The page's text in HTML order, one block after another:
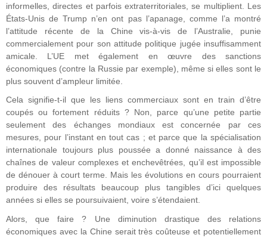
informelles, directes et parfois extraterritoriales, se multiplient. Les
États-Unis de Trump n’en ont pas l’apanage, comme l’a montré
l’attitude récente de la Chine vis-à-vis de l’Australie, punie
commercialement pour son attitude politique jugée insuffisamment
amicale. L’UE met également en œuvre des sanctions
économiques (contre la Russie par exemple), même si elles sont le
plus souvent d’ampleur limitée.
Cela signifie-t-il que les liens commerciaux sont en train d’être
coupés ou fortement réduits ? Non, parce qu’une petite partie
seulement des échanges mondiaux est concernée par ces
mesures, pour l’instant en tout cas ; et parce que la spécialisation
internationale toujours plus poussée a donné naissance à des
chaînes de valeur complexes et enchevêtrées, qu’il est impossible
de dénouer à court terme. Mais les évolutions en cours pourraient
produire des résultats beaucoup plus tangibles d’ici quelques
années si elles se poursuivaient, voire s’étendaient.
Alors, que faire ? Une diminution drastique des relations
économiques avec la Chine serait très coûteuse et potentiellement